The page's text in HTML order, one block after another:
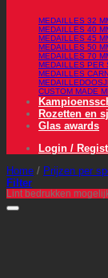
MEDAILLES 32
MEDAILLES 40
MEDAILLES 45
MEDAILLES 50
MEDAILLES 70
MEDAILLES PER
MEDAILLES
CUSTOM MADE
Rozetten en
Glas awards
Login /
Home / Prijzen per
Filter
Lint bedrukken